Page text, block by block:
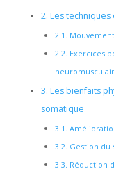
2. Les
2.1.
2.2. Exercices
3. Les bienfaits
somatique
3.1.
3.2. Gestion du
3.3. Réduction